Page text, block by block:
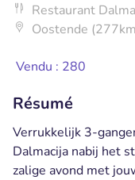
Restaurant
Oostende
Vendu : 280
Résumé
Verrukkelijk 3-
Dalmacija nabij het
zalige avond met